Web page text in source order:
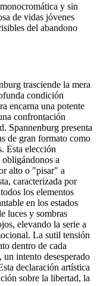
y sin
de vidas jóvenes
del abandono
trasciende la mera
condición
encarna una potente
confrontación
Spannenburg presenta
de gran formato como
Esta elección
a
alto o "pisar" a
caracterizada por
los elementos
en los estados
luces y sombras
elevando la serie a
La sutil tensión
dentro de cada
intento desesperado
declaración artística
sobre la libertad, la